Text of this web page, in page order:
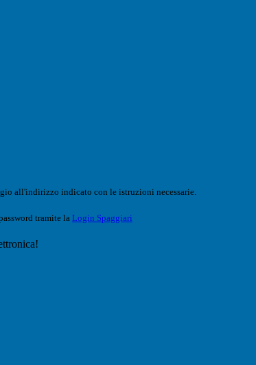
all'indirizzo indicato con le istruzioni necessarie.
tramite la Login Spaggiari